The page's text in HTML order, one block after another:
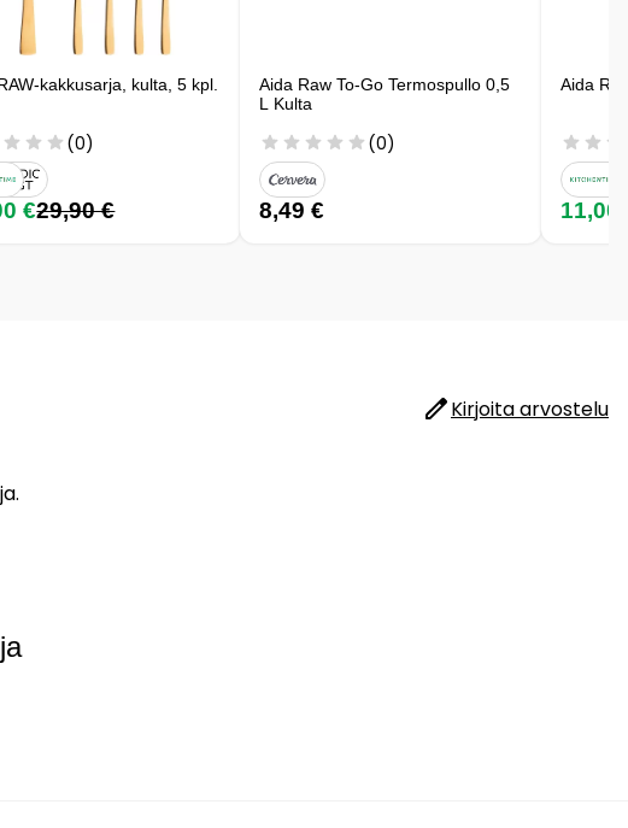
kakkusarja, kulta, 5 kpl.
(0)
€29,90 €
Aida Raw To-Go Termospullo 0,5
L Kulta
(0)
8,49 €
Aida
11,00
Kirjoita arvostelu